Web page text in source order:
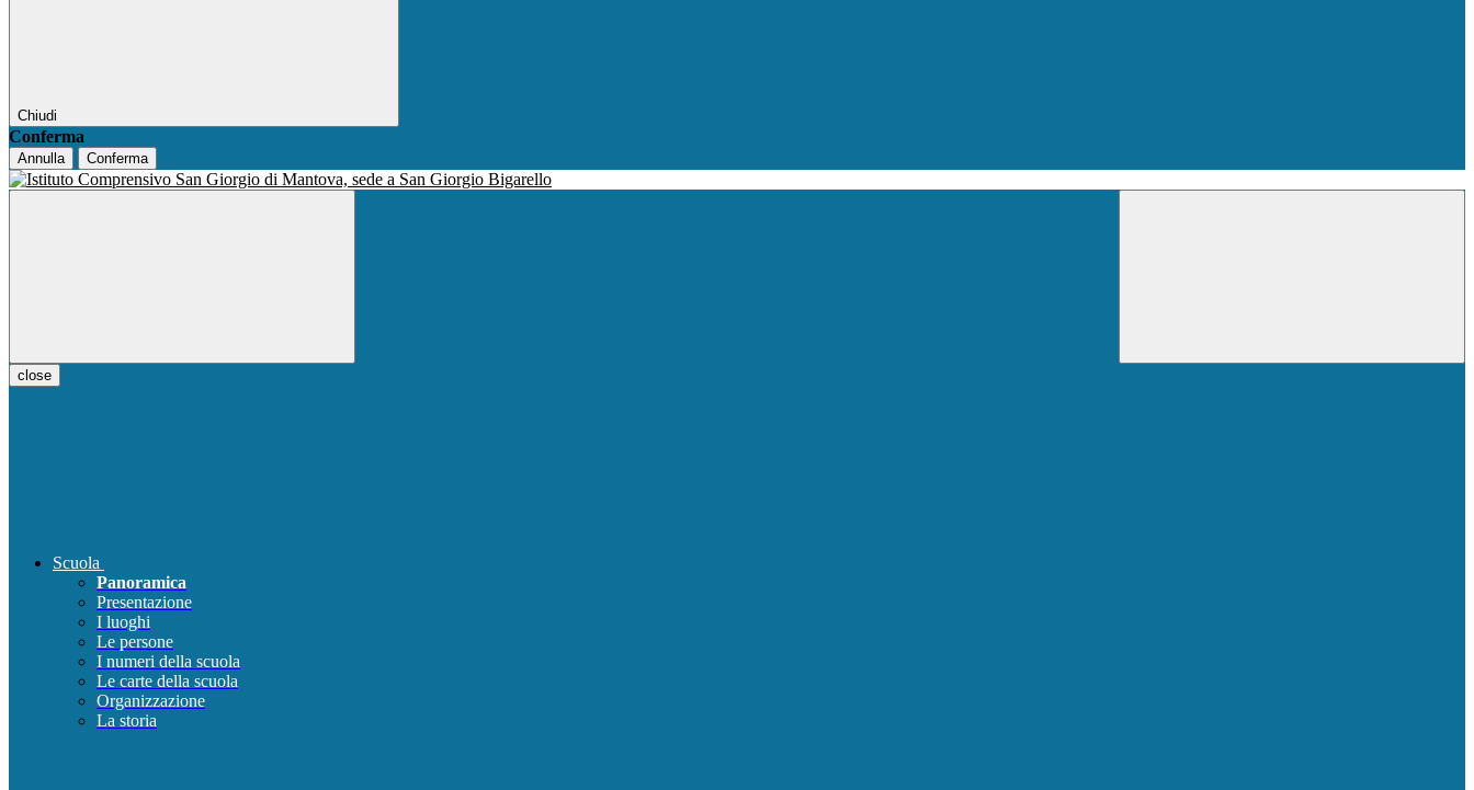
Chiudi
Conferma
Annulla Conferma
close
Scuola
Panoramica
Presentazione
I luoghi
Le persone
I numeri della scuola
Le carte della scuola
Organizzazione
La storia